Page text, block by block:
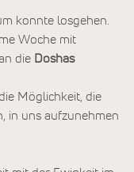
konnte losgehen.
Woche mit
die Doshas
Möglichkeit, die
in uns aufzunehmen